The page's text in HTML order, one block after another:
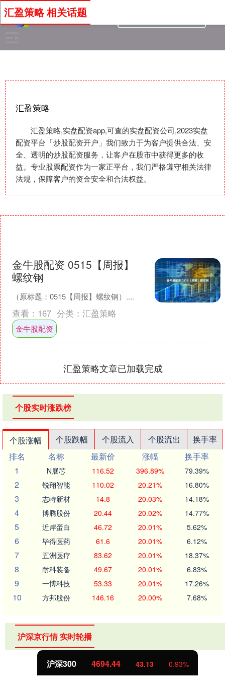
汇盈策略
汇盈策略,实盘配资app,可查的实盘配资公司,2023实盘
配资平台「炒股配资开户」我们致力于为客户提供合法、安
全、透明的炒股配资服务，让客户在股市中获得更多的收
益。专业股票配资作为一家正平台，我们严格遵守相关法律
法规，保障客户的资金安全和合法权益。
汇盈策略 相关话题
金牛股配资 0515【周报】
螺纹钢
（原标题：0515【周报】螺纹钢）....
查看： 167 分类： 汇盈策略
金牛股配资
汇盈策略文章已加载完成
个股实时涨跌榜
个股涨幅 个股跌幅 个股流入 个股流出
换手率
排名
名称 最新价 涨幅
换手率
1
N展芯 116.52 396.89% 79.39%
2 锐翔智能 110.02 20.21% 16.80%
3 志特新材 14.8 20.03% 14.18%
4 博腾股份 20.44 20.02% 14.77%
5 近岸蛋白 46.72 20.01% 5.62%
6 毕得医药 61.6 20.01% 6.12%
7 五洲医疗 83.62 20.01% 18.37%
8 耐科装备 49.67 20.01% 6.83%
9 一博科技 53.33 20.01% 17.26%
10 方邦股份 146.16 20.00% 7.68%
沪深京行情 实时轮播
沪深300 4694.44 43.13 0.93%